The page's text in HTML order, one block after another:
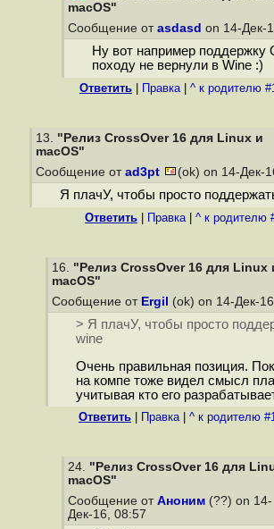
macOS"
Сообщение от asdasd on 14-Дек-
Ну вот например поддержку
походу не вернули в Wine :)
Ответить Правка| ^ к родителю
13. "Релиз CrossOver 16 для Linux и
macOS"
Сообщение от ad3pt (ok) on 14-Дек-
Я плачУ, чтобы просто
Ответить Правка| ^ к родителю
16. "Релиз CrossOver 16 для Linux
macOS"
Сообщение от Ergil (ok) on 14-Дек-
> Я плачУ, чтобы просто
wine
Очень правильная позиция.
на компе тоже видел смысл
учитывая кто его
Ответить Правка| ^ к родителю
24. "Релиз CrossOver 16 для
macOS"
Сообщение от Аноним (??) on 14-
Дек-16, 08:57